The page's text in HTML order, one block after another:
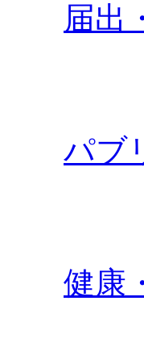
届出
パブ
健康